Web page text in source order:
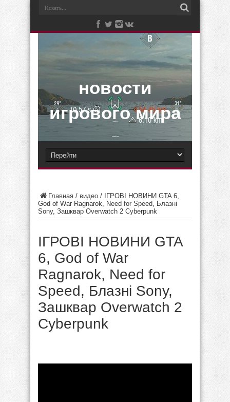
новости
игрового мира
Главная / видео /
ІГРОВІ НОВИНИ GTA 6,
God of War Ragnarok, Need for Speed, Блазні
Sony, Зашквар Overwatch 2 Cyberpunk
ІГРОВІ НОВИНИ GTA
6, God of War
Ragnarok, Need for
Speed, Блазні Sony,
Зашквар Overwatch 2
Cyberpunk